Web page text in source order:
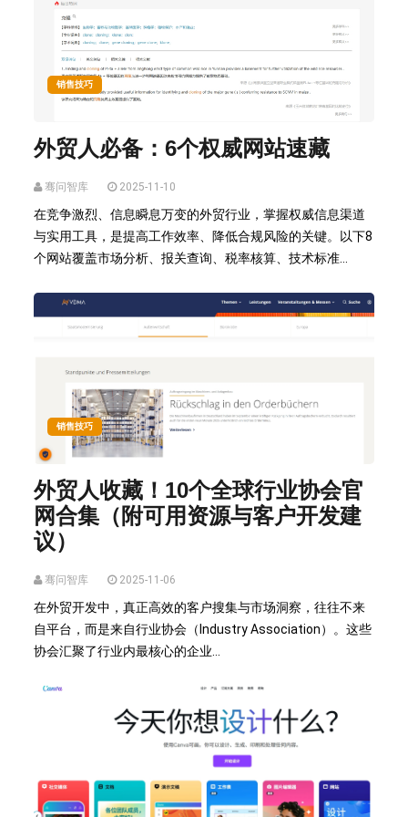
销售技巧
外贸人必备：6个权威网站速藏
骞问智库 2025-11-10
在竞争激烈、信息瞬息万变的外贸行业，掌握权威信息渠道
与实用工具，是提高工作效率、降低合规风险的关键。以下8
个网站覆盖市场分析、报关查询、税率核算、技术标准...
销售技巧
外贸人收藏！10个全球行业协会官
网合集（附可用资源与客户开发建
议）
骞问智库 2025-11-06
在外贸开发中，真正高效的客户搜集与市场洞察，往往不来
自平台，而是来自行业协会（Industry Association）。这些
协会汇聚了行业内最核心的企业...